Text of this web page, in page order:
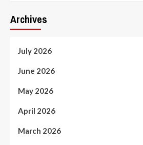
Archives
July 2026
June 2026
May 2026
April 2026
March 2026